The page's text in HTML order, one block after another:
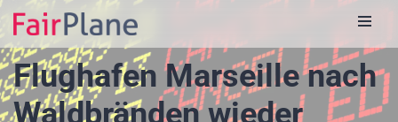
Zum
Inhalt
Flughafen Marseille nach
Waldbränden wieder